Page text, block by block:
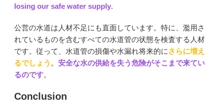
losing our safe water supply.
公営の水道は人材不足にも直面しています。特に、濫用さ
れているものを含むすべての水道管の状態を検査する人材
です。従って、水道管の損傷や水漏れ将来的にさらに増え
るでしょう 。 安全な水の供給を失う危険がそこまで来てい
るのです。
Conclusion